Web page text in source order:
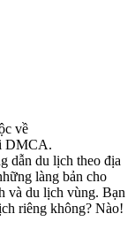
về
DMCA.
dẫn du lịch theo địa
làng bản cho
và du lịch vùng. Bạn
riêng không? Nào!